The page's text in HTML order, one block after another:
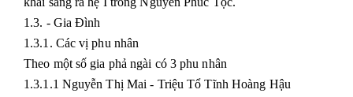
1.3. - Gia Đình
1.3.1. Các vị phu nhân
Theo một số gia phả ngài có 3 phu nhân
1.3.1.1 Nguyễn Thị Mai - Triệu Tổ Tĩnh Hoàng Hậu